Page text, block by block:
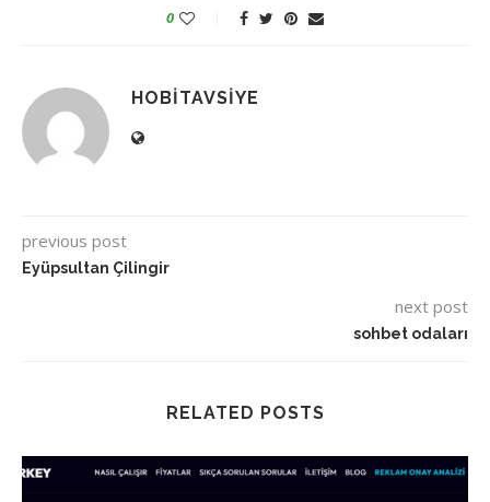
0
HOBITAVSIYE
previous post
Eyüpsultan Çilingir
next post
sohbet odaları
RELATED POSTS